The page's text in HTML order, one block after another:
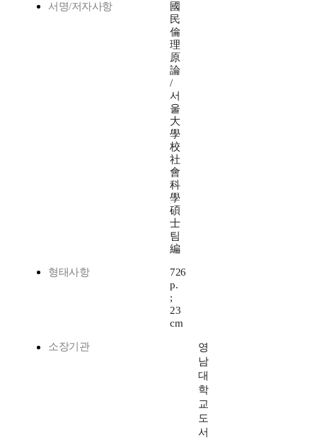
서명/저자사항
國
民
倫
理
原
論
/
서
울
大
學
校
社
會
科
學
碩
士
팀
編
형태사항
726
p.
;
23
cm
소장기관
영
남
대
학
교
도
서